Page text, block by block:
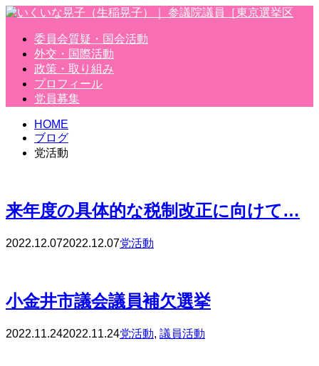
委員会質疑・国会活動
外交・国際活動
政策・取り組み
プロフィール
党員募集
HOME
ブログ
党活動
来年度の具体的な税制改正に向けて…
2022.12.072022.12.07党活動
小金井市議会議員補欠選挙
2022.11.242022.11.24党活動, 議員活動